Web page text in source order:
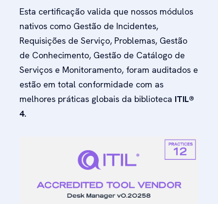
Esta certificação valida que nossos módulos
nativos como Gestão de Incidentes,
Requisições de Serviço, Problemas, Gestão
de Conhecimento, Gestão de Catálogo de
Serviços e Monitoramento, foram auditados e
estão em total conformidade com as
melhores práticas globais da biblioteca ITIL®
4.